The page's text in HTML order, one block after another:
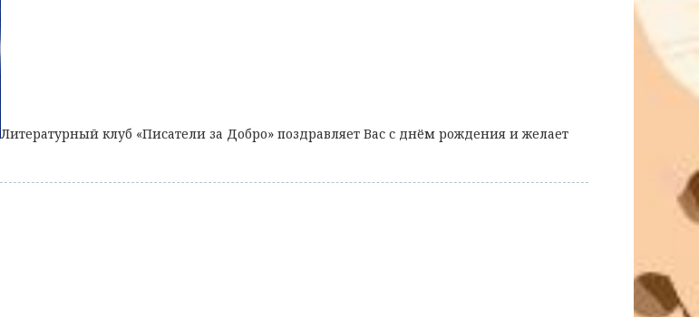
Литературный клуб «Писатели за Добро» поздравляет Вас с днём рождения и желает